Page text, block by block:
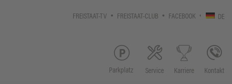
FREISTAAT-TV FREISTAAT-CLUB FACEBOOK DE
Parkplatz Service Karriere Kontakt